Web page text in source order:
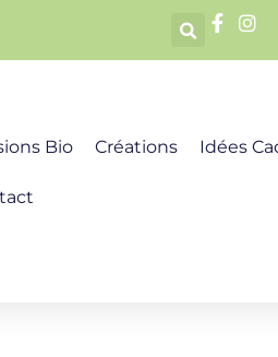
Bio Créations Idées